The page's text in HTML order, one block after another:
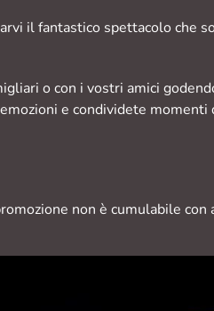
il fantastico spettacolo che
o con i vostri amici
e condividete
non è cumulabile con